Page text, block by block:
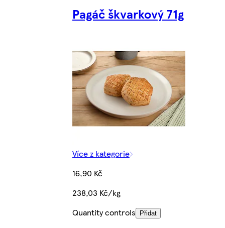
Pagáč škvarkový 71g
Více z kategorie
16,90 Kč
238,03 Kč/kg
Quantity controls
Přidat